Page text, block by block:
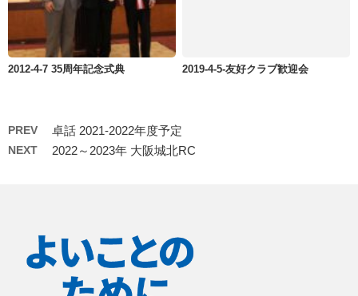
2012-4-7 35周年記念式典 2019-4-5-友好クラブ歓迎会
PREV 卓話 2021-2022年度予定
NEXT 2022～2023年 大阪城北RC